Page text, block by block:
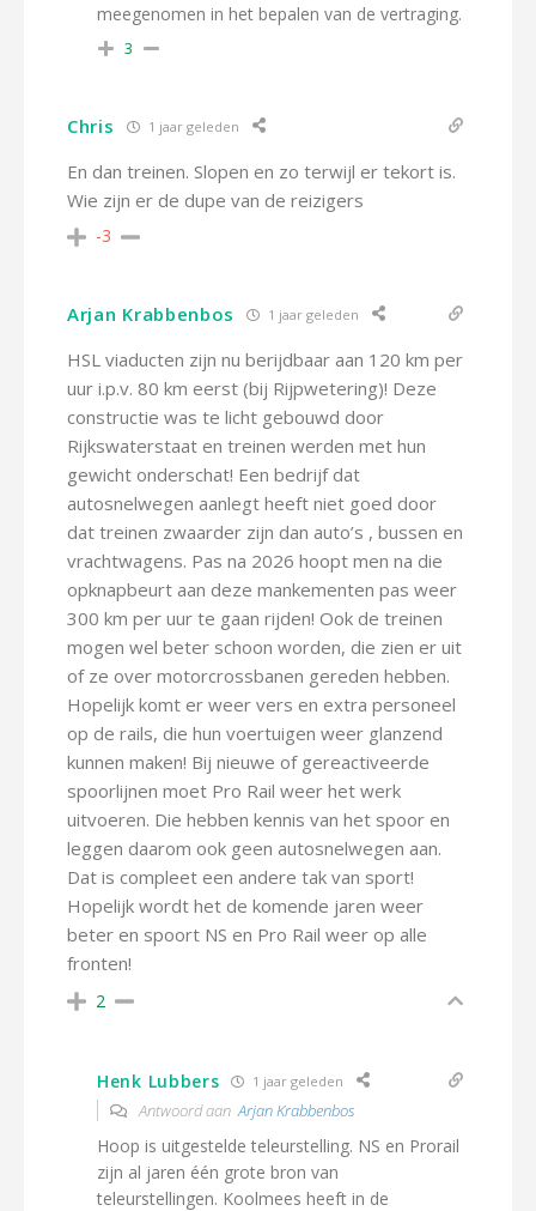
meegenomen in het bepalen van de vertraging.
3
Chris 1 jaar geleden
En dan treinen. Slopen en zo terwijl er tekort is.
Wie zijn er de dupe van de reizigers
-3
Arjan Krabbenbos 1 jaar geleden
HSL viaducten zijn nu berijdbaar aan 120 km per
uur i.p.v. 80 km eerst (bij Rijpwetering)! Deze
constructie was te licht gebouwd door
Rijkswaterstaat en treinen werden met hun
gewicht onderschat! Een bedrijf dat
autosnelwegen aanlegt heeft niet goed door
dat treinen zwaarder zijn dan auto’s , bussen en
vrachtwagens. Pas na 2026 hoopt men na die
opknapbeurt aan deze mankementen pas weer
300 km per uur te gaan rijden! Ook de treinen
mogen wel beter schoon worden, die zien er uit
of ze over motorcrossbanen gereden hebben.
Hopelijk komt er weer vers en extra personeel
op de rails, die hun voertuigen weer glanzend
kunnen maken! Bij nieuwe of gereactiveerde
spoorlijnen moet Pro Rail weer het werk
uitvoeren. Die hebben kennis van het spoor en
leggen daarom ook geen autosnelwegen aan.
Dat is compleet een andere tak van sport!
Hopelijk wordt het de komende jaren weer
beter en spoort NS en Pro Rail weer op alle
fronten!
2
Henk Lubbers 1 jaar geleden
Antwoord aanArjan Krabbenbos
Hoop is uitgestelde teleurstelling. NS en Prorail
zijn al jaren één grote bron van
teleurstellingen. Koolmees heeft in de